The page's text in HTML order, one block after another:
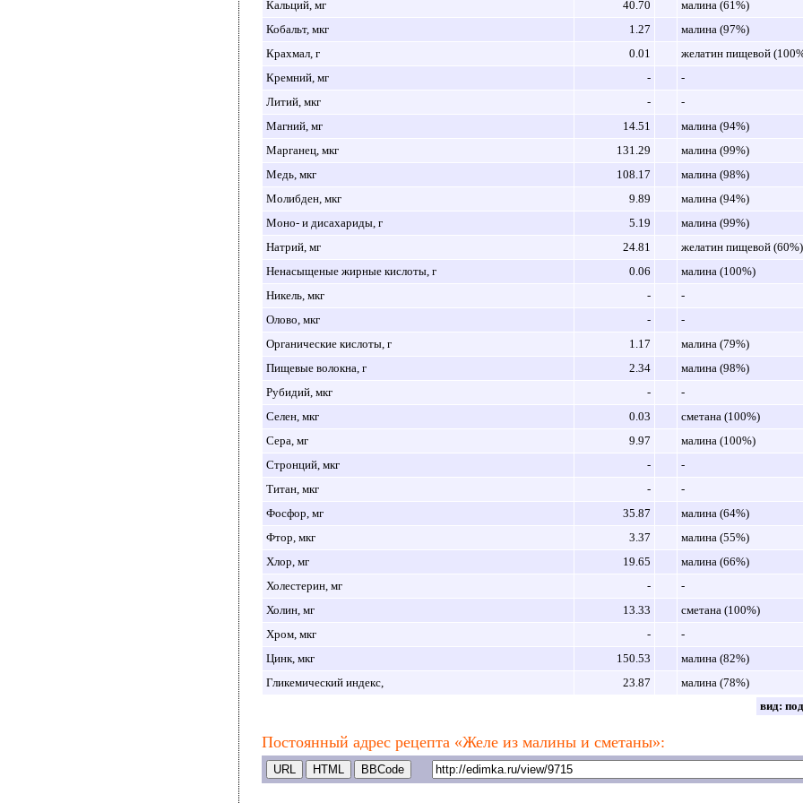
Кальций, мг 40.70
малина (61%)
Кобальт, мкг
1.27
малина (97%)
Крахмал, г
0.01
желатин пищевой
Кремний, мг
-
-
Литий, мкг
-
-
Магний, мг
14.51
малина (94%)
Марганец, мкг
131.29
малина (99%)
Медь, мкг
108.17
малина (98%)
Молибден, мкг
9.89
малина (94%)
Моно- и дисахариды, г
5.19
малина (99%)
Натрий, мг
24.81
желатин пищевой (60%)
Ненасыщеные жирные кислоты, г
0.06
малина (100%)
Никель, мкг
-
-
Олово, мкг
-
-
Органические кислоты, г
1.17
малина (79%)
Пищевые волокна, г
2.34
малина (98%)
Рубидий, мкг
-
-
Селен, мкг
0.03
сметана (100%)
Сера, мг
9.97
малина (100%)
Стронций, мкг
-
-
Титан, мкг
-
-
Фосфор, мг
35.87
малина (64%)
Фтор, мкг
3.37
малина (55%)
Хлор, мг
19.65
малина (66%)
Холестерин, мг
-
-
Холин, мг
13.33
сметана (100%)
Хром, мкг
-
-
Цинк, мкг
150.53
малина (82%)
Гликемический индекс,
23.87
малина (78%)
вид:
Постоянный адрес рецепта «Желе из малины и сметаны»: